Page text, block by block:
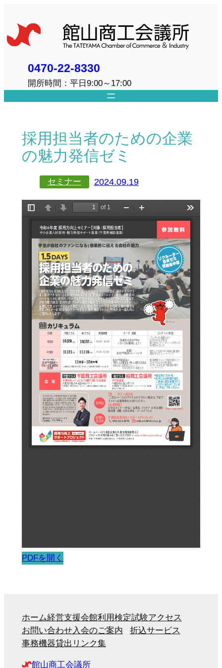
を
ス
0470-22-8330
開所時間：平日9:00～17:00
採用担当者のための企業
の魅力発信ゼミ
セミナー 2024.09.19
PDFを開く
ホーム経営支援会館利用検定試験アクセス
お問い合わせ入会のご案内
折込サービス
事務機器貸出 リンク集
館山商工会議所